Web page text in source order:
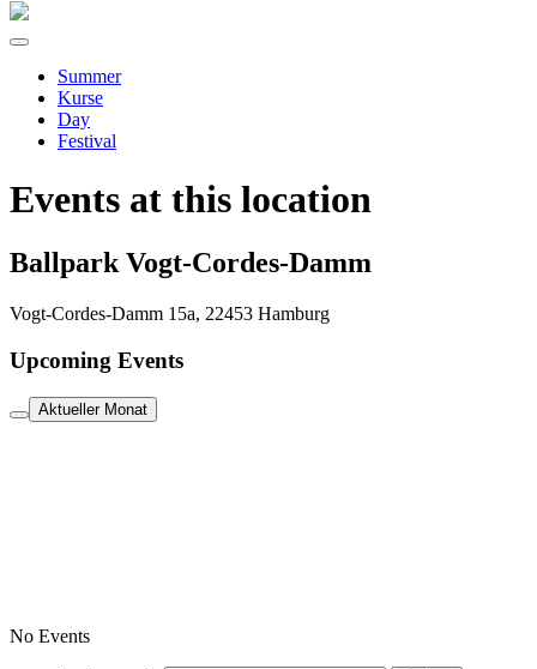
Summer
Kurse
Day
Festival
Events at this location
Ballpark Vogt-Cordes-Damm
Vogt-Cordes-Damm 15a, 22453 Hamburg
Upcoming Events
Aktueller Monat
No Events